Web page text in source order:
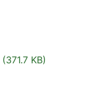
(371.7 KB)